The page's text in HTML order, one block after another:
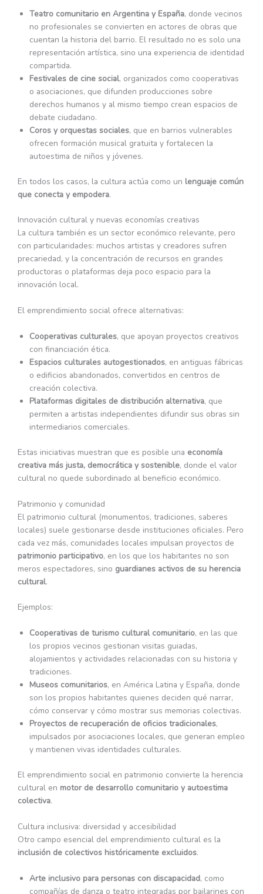
Teatro comunitario en Argentina y España, donde vecinos
no profesionales se convierten en actores de obras que
cuentan la historia del barrio. El resultado no es solo una
representación artística, sino una experiencia de identidad
compartida.
Festivales de cine social, organizados como cooperativas
o asociaciones, que difunden producciones sobre
derechos humanos y al mismo tiempo crean espacios de
debate ciudadano.
Coros y orquestas sociales, que en barrios vulnerables
ofrecen formación musical gratuita y fortalecen la
autoestima de niños y jóvenes.
En todos los casos, la cultura actúa como un lenguaje común
que conecta y empodera.
Innovación cultural y nuevas economías creativas
La cultura también es un sector económico relevante, pero
con particularidades: muchos artistas y creadores sufren
precariedad, y la concentración de recursos en grandes
productoras o plataformas deja poco espacio para la
innovación local.
El emprendimiento social ofrece alternativas:
Cooperativas culturales, que apoyan proyectos creativos
con financiación ética.
Espacios culturales autogestionados, en antiguas fábricas
o edificios abandonados, convertidos en centros de
creación colectiva.
Plataformas digitales de distribución alternativa, que
permiten a artistas independientes difundir sus obras sin
intermediarios comerciales.
Estas iniciativas muestran que es posible una economía
creativa más justa, democrática y sostenible, donde el valor
cultural no quede subordinado al beneficio económico.
Patrimonio y comunidad
El patrimonio cultural (monumentos, tradiciones, saberes
locales) suele gestionarse desde instituciones oficiales. Pero
cada vez más, comunidades locales impulsan proyectos de
patrimonio participativo, en los que los habitantes no son
meros espectadores, sino guardianes activos de su herencia
cultural.
Ejemplos:
Cooperativas de turismo cultural comunitario, en las que
los propios vecinos gestionan visitas guiadas,
alojamientos y actividades relacionadas con su historia y
tradiciones.
Museos comunitarios, en América Latina y España, donde
son los propios habitantes quienes deciden qué narrar,
cómo conservar y cómo mostrar sus memorias colectivas.
Proyectos de recuperación de oficios tradicionales,
impulsados por asociaciones locales, que generan empleo
y mantienen vivas identidades culturales.
El emprendimiento social en patrimonio convierte la herencia
cultural en motor de desarrollo comunitario y autoestima
colectiva.
Cultura inclusiva: diversidad y accesibilidad
Otro campo esencial del emprendimiento cultural es la
inclusión de colectivos históricamente excluidos.
Arte inclusivo para personas con discapacidad, como
compañías de danza o teatro integradas por bailarines con